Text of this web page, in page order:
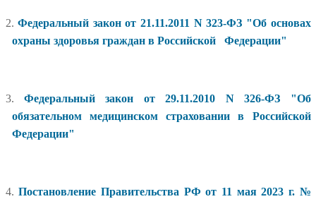
2.Федеральный закон от 21.11.2011 N 323-ФЗ "Об основах
охраны здоровья граждан в Российской Федерации"
3. Федеральный закон от 29.11.2010 N 326-ФЗ "Об
обязательном медицинском страховании в Российской
Федерации"
4.Постановление Правительства РФ от 11 мая 2023 г. №